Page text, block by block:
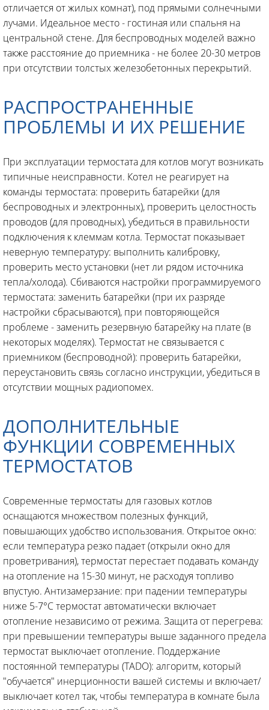
отличается от жилых комнат), под прямыми солнечными
лучами. Идеальное место - гостиная или спальня на
центральной стене. Для беспроводных моделей важно
также расстояние до приемника - не более 20-30 метров
при отсутствии толстых железобетонных перекрытий.
РАСПРОСТРАНЕННЫЕ
ПРОБЛЕМЫ И ИХ РЕШЕНИЕ
При эксплуатации термостата для котлов могут возникать
типичные неисправности. Котел не реагирует на
команды термостата: проверить батарейки (для
беспроводных и электронных), проверить целостность
проводов (для проводных), убедиться в правильности
подключения к клеммам котла. Термостат показывает
неверную температуру: выполнить калибровку,
проверить место установки (нет ли рядом источника
тепла/холода). Сбиваются настройки программируемого
термостата: заменить батарейки (при их разряде
настройки сбрасываются), при повторяющейся
проблеме - заменить резервную батарейку на плате (в
некоторых моделях). Термостат не связывается с
приемником (беспроводной): проверить батарейки,
переустановить связь согласно инструкции, убедиться в
отсутствии мощных радиопомех.
ДОПОЛНИТЕЛЬНЫЕ
ФУНКЦИИ СОВРЕМЕННЫХ
ТЕРМОСТАТОВ
Современные термостаты для газовых котлов
оснащаются множеством полезных функций,
повышающих удобство использования. Открытое окно:
если температура резко падает (открыли окно для
проветривания), термостат перестает подавать команду
на отопление на 15-30 минут, не расходуя топливо
впустую. Антизамерзание: при падении температуры
ниже 5-7°C термостат автоматически включает
отопление независимо от режима. Защита от перегрева:
при превышении температуры выше заданного предела
термостат выключает отопление. Поддержание
постоянной температуры (TADO): алгоритм, который
"обучается" инерционности вашей системы и включает/
выключает котел так, чтобы температура в комнате была